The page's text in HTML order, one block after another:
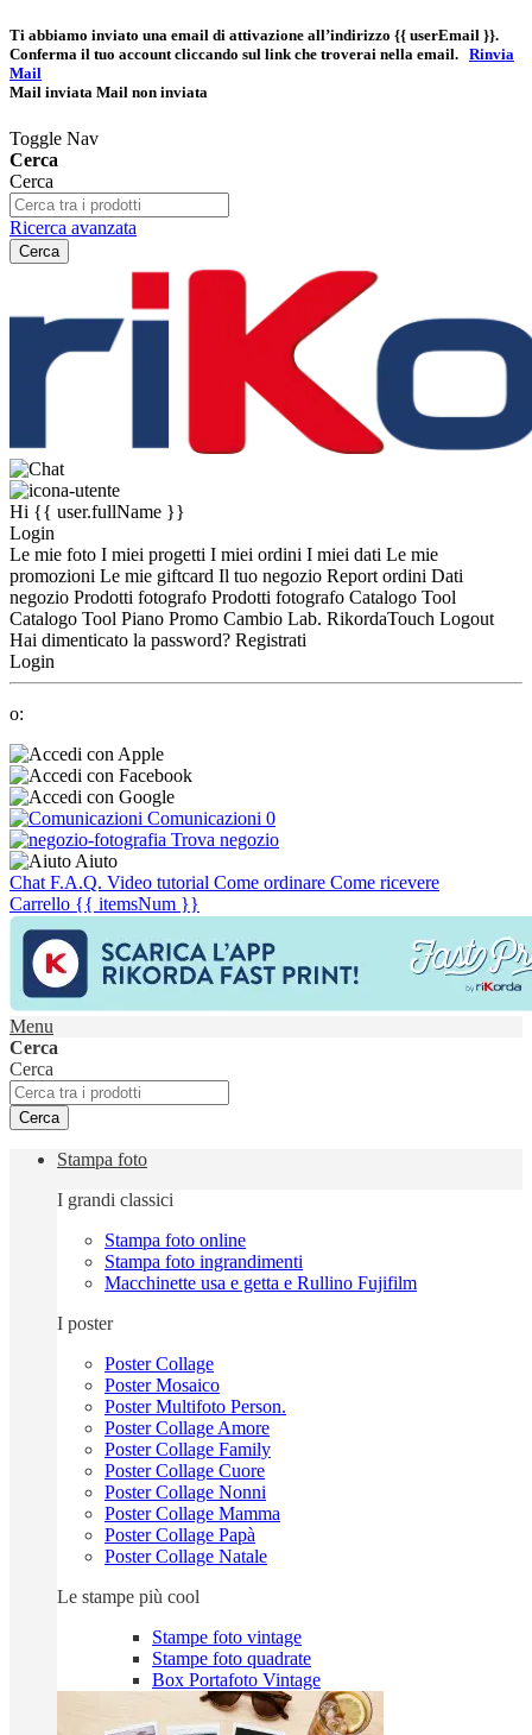
Ti abbiamo inviato una email di attivazione all’indirizzo {{ userEmail }}.
Conferma il tuo account cliccando sul link che troverai nella email. Rinvia
Mail
Mail inviata Mail non inviata
Toggle Nav
Cerca
Cerca
Ricerca avanzata
Cerca
Hi {{ user.fullName }}
Login
Le mie foto I miei progetti I miei ordini I miei dati Le mie
promozioni Le mie giftcard Il tuo negozio Report ordini Dati
negozio Prodotti fotografo Prodotti fotografo Catalogo Tool
Catalogo Tool Piano Promo Cambio Lab. RikordaTouch Logout
Hai dimenticato la password? Registrati
Login
o:
Comunicazioni 0
Trova negozio
Aiuto
Chat F.A.Q. Video tutorial Come ordinare Come ricevere
Carrello {{ itemsNum }}
Menu
Cerca
Cerca
Cerca
Stampa foto
I grandi classici
Stampa foto online
Stampa foto ingrandimenti
Macchinette usa e getta e Rullino Fujifilm
I poster
Poster Collage
Poster Mosaico
Poster Multifoto Person.
Poster Collage Amore
Poster Collage Family
Poster Collage Cuore
Poster Collage Nonni
Poster Collage Mamma
Poster Collage Papà
Poster Collage Natale
Le stampe più cool
Stampe foto vintage
Stampe foto quadrate
Box Portafoto Vintage